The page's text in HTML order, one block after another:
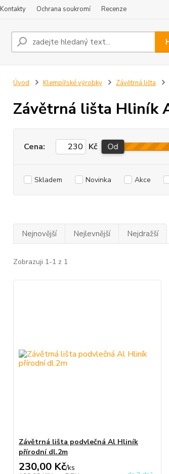
Kontakty Ochrana soukromí Recenze
Úvod Klempířské výrobky Závětrná lišta
Závětrná lišta Hliník
Cena: Kč Od
Skladem Novinka Akce
Nejnovější Nejlevnější Nejdražší
Zobrazuji 1-1 z 1
Závětrná lišta podvlečná Al Hliník
přírodní dl.2m
230,00 Kč/ks